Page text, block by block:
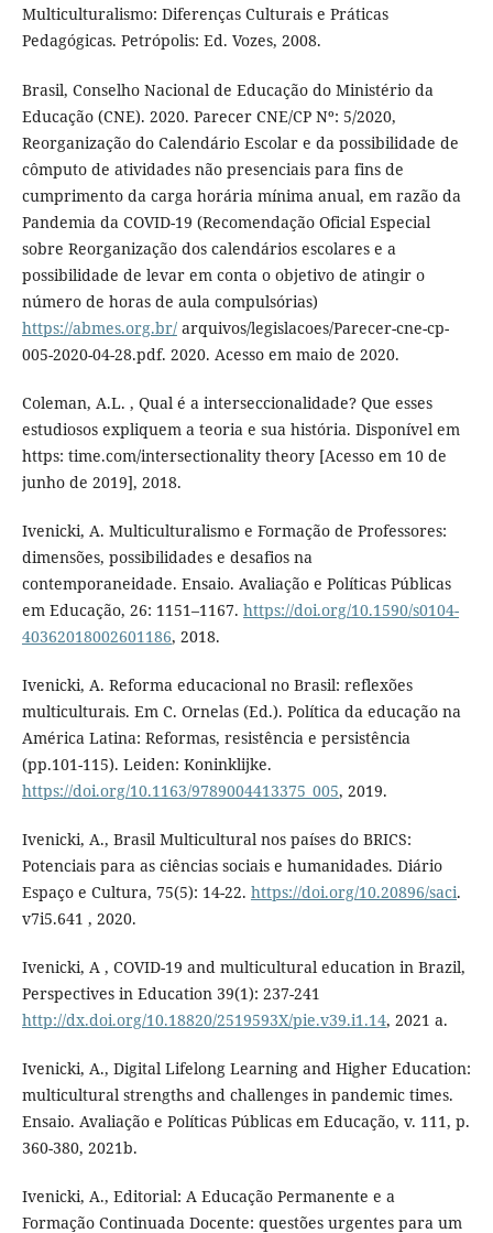
Multiculturalismo: Diferenças Culturais e Práticas
Pedagógicas. Petrópolis: Ed. Vozes, 2008.
Brasil, Conselho Nacional de Educação do Ministério da
Educação (CNE). 2020. Parecer CNE/CP Nº: 5/2020,
Reorganização do Calendário Escolar e da possibilidade de
cômputo de atividades não presenciais para fins de
cumprimento da carga horária mínima anual, em razão da
Pandemia da COVID-19 (Recomendação Oficial Especial
sobre Reorganização dos calendários escolares e a
possibilidade de levar em conta o objetivo de atingir o
número de horas de aula compulsórias)
https://abmes.org.br/arquivos/legislacoes/Parecer-cne-cp-
005-2020-04-28.pdf. 2020. Acesso em maio de 2020.
Coleman, A.L. , Qual é a interseccionalidade? Que esses
estudiosos expliquem a teoria e sua história. Disponível em
https: time.com/intersectionality theory [Acesso em 10 de
junho de 2019], 2018.
Ivenicki, A. Multiculturalismo e Formação de Professores:
dimensões, possibilidades e desafios na
contemporaneidade. Ensaio. Avaliação e Políticas Públicas
em Educação, 26: 1151–1167. https://doi.org/10.1590/s0104-
40362018002601186, 2018.
Ivenicki, A. Reforma educacional no Brasil: reflexões
multiculturais. Em C. Ornelas (Ed.). Política da educação na
América Latina: Reformas, resistência e persistência
(pp.101-115). Leiden: Koninklijke.
https://doi.org/10.1163/9789004413375_005, 2019.
Ivenicki, A., Brasil Multicultural nos países do BRICS:
Potenciais para as ciências sociais e humanidades. Diário
Espaço e Cultura, 75(5): 14-22. https://doi.org/10.20896/saci.
v7i5.641 , 2020.
Ivenicki, A , COVID-19 and multicultural education in Brazil,
Perspectives in Education 39(1): 237-241
http://dx.doi.org/10.18820/2519593X/pie.v39.i1.14, 2021 a.
Ivenicki, A., Digital Lifelong Learning and Higher Education:
multicultural strengths and challenges in pandemic times.
Ensaio. Avaliação e Políticas Públicas em Educação, v. 111, p.
360-380, 2021b.
Ivenicki, A., Editorial: A Educação Permanente e a
Formação Continuada Docente: questões urgentes para um